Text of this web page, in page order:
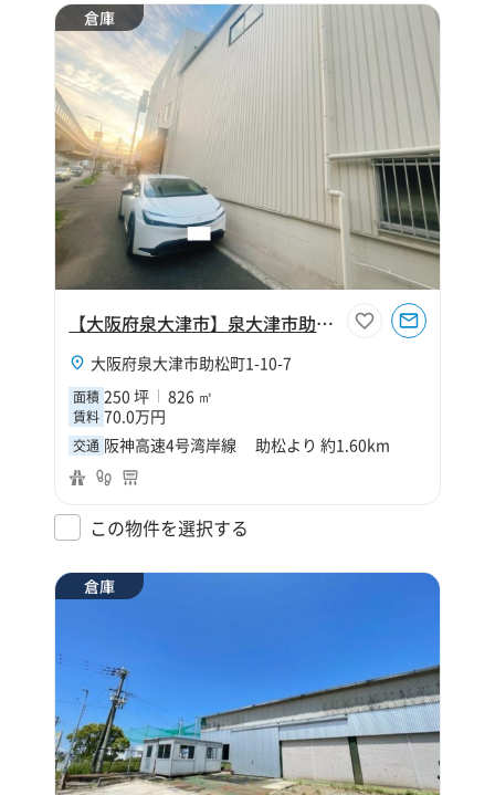
倉庫
【大阪府泉大津市】泉大津市助松町1丁目250坪倉庫
大阪府泉大津市助松町1-10-7
面積 250 坪 826 ㎡
賃料 70.0万円
交通 阪神高速4号湾岸線 助松より 約1.60km
この物件を選択する
倉庫